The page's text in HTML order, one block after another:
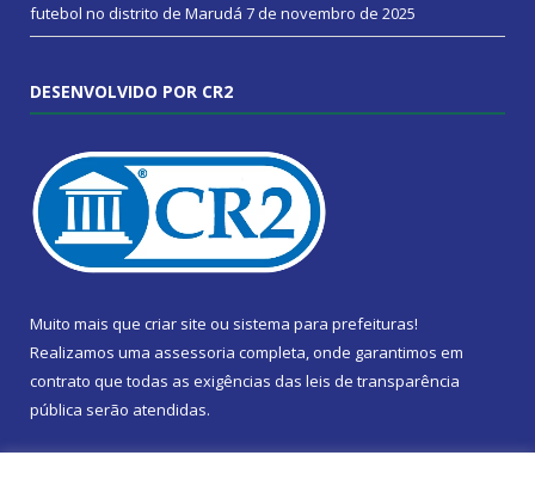
futebol no distrito de Marudá 7 de novembro de 2025
DESENVOLVIDO POR CR2
Muito mais que criar site ou sistema para prefeituras!
Realizamos uma assessoria completa, onde garantimos em
contrato que todas as exigências das leis de transparência
pública serão atendidas.